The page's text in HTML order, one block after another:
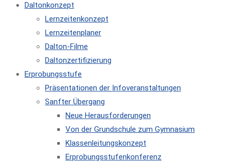
Daltonkonzept
Lernzeitenkonzept
Lernzeitenplaner
Dalton-Filme
Daltonzertifizierung
Erprobungsstufe
Präsentationen der Infoveranstaltungen
Sanfter Übergang
Neue Herausforderungen
Von der Grundschule zum Gymnasium
Klassenleitungskonzept
Erprobungsstufenkonferenz